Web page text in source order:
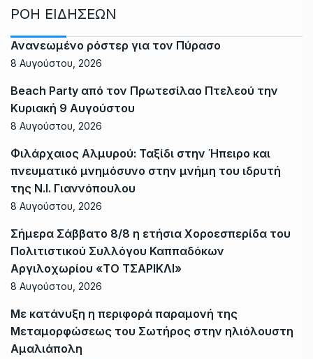
ΡΟΗ ΕΙΔΗΣΕΩΝ
Ανανεωμένο ρόστερ για τον Πύρασο
8 Αυγούστου, 2026
Beach Party από τον Πρωτεσίλαο Πτελεού την
Κυριακή 9 Αυγούστου
8 Αυγούστου, 2026
Φιλάρχαιος Αλμυρού: Ταξίδι στην Ήπειρο και
πνευματικό μνημόσυνο στην μνήμη του ιδρυτή
της Ν.Ι. Γιαννόπουλου
8 Αυγούστου, 2026
Σήμερα Σάββατο 8/8 η ετήσια Χοροεσπερίδα του
Πολιτιστικού Συλλόγου Καππαδόκων
Αργιλοχωρίου «ΤΟ ΤΣΑΡΙΚΛΙ»
8 Αυγούστου, 2026
Με κατάνυξη η περιφορά παραμονή της
Μεταμορφώσεως του Σωτήρος στην ηλιόλουστη
Αμαλιάπολη